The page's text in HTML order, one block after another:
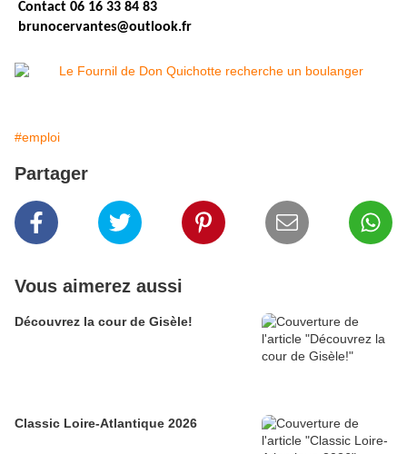
Contact 06 16 33 84 83
brunocervantes@outlook.fr
#emploi
Partager
Vous aimerez aussi
Découvrez la cour de Gisèle!
Classic Loire-Atlantique 2026